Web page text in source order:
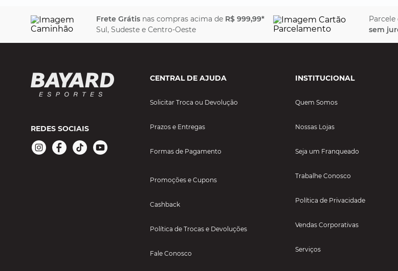
Frete Grátis nas compras acima de R$ 999,99*
Sul, Sudeste e Centro-Oeste
sem
REDES SOCIAIS
CENTRAL DE AJUDA
Solicitar Troca ou Devolução
Prazos e Entregas
Formas de Pagamento
Promoções e Cupons
Cashback
Política de Trocas e Devoluções
Fale Conosco
INSTITUCIONAL
Quem Somos
Nossas Lojas
Seja um Franqueado
Trabalhe Conosco
Política de Privacidade
Vendas Corporativas
Serviços